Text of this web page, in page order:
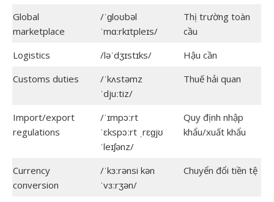
Global
marketplace
/ˈɡloʊbəl
ˈmɑːrkɪtpleɪs/
Thị trường toàn
cầu
Logistics
/ləˈdʒɪstɪks/
Hậu cần
Customs duties
/ˈkʌstəmz
ˈdjuːtiz/
Thuế hải quan
Import/export
regulations
/ˈɪmpɔːrt
ˈɛkspɔːrt ˌrɛɡjʊ
ˈleɪʃənz/
Quy định nhập
khẩu/xuất khẩu
Currency
conversion
/ˈkɜːrənsi kən
ˈvɜːrʒən/
Chuyển đổi tiền tệ